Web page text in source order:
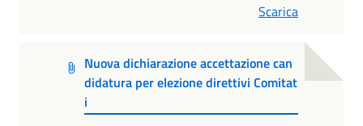
Scarica
Nuova dichiarazione accettazione can
didatura per elezione direttivi Comitat
i